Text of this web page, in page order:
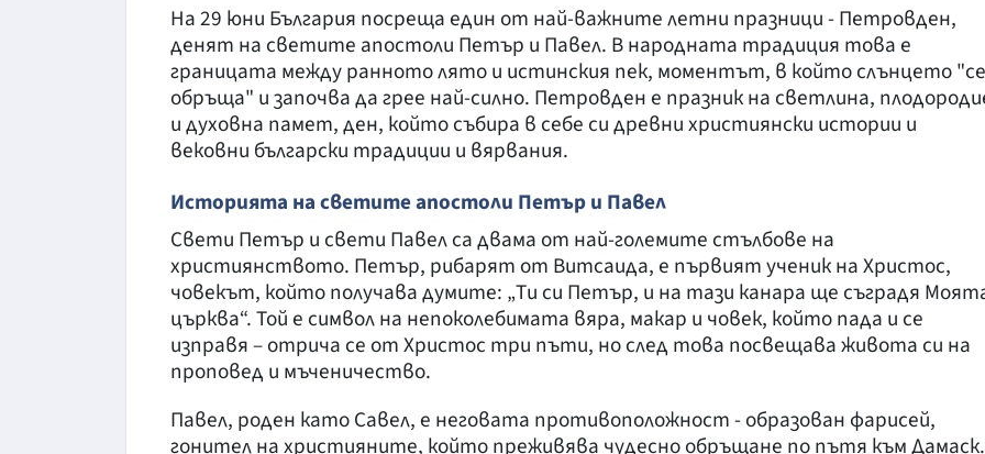
На 29 юни България посреща един от най-важните летни празници - Петровден,
денят на светите апостоли Петър и Павел. В народната традиция това е
границата между ранното лято и истинския пек, моментът, в който слънцето "се
обръща" и започва да грее най-силно. Петровден е празник на светлина,
и духовна памет, ден, който събира в себе си древни християнски истории и
вековни български традиции и вярвания.
Историята на светите апостоли Петър и Павел
Свети Петър и свети Павел са двама от най-големите стълбове на
християнството. Петър, рибарят от Витсаида, е първият ученик на Христос,
човекът, който получава думите: „Ти си Петър, и на тази канара ще съградя
църква“. Той е символ на непоколебимата вяра, макар и човек, който пада и се
изправя – отрича се от Христос три пъти, но след това посвещава живота си на
проповед и мъченичество.
Павел, роден като Савел, е неговата противоположност - образован фарисей,
гонител на християните, който преживява чудесно обръщане по пътя към Дамаск.